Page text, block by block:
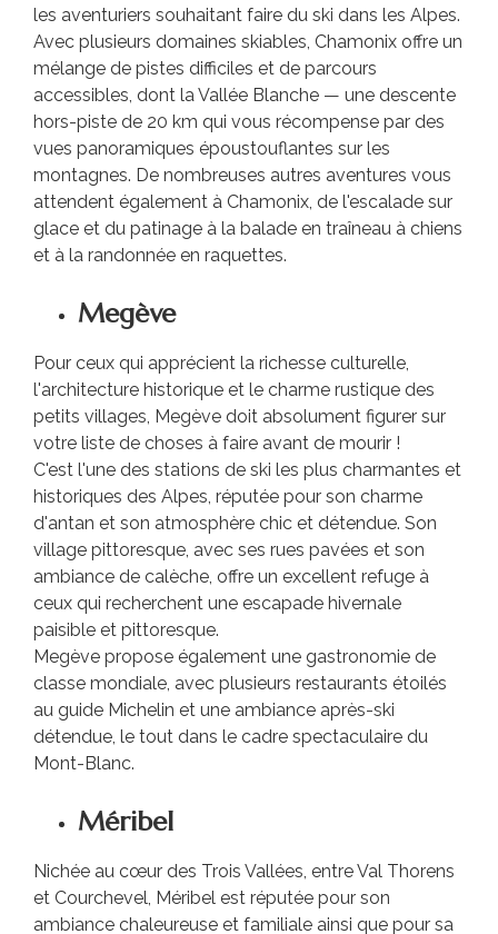
les aventuriers souhaitant faire du ski dans les Alpes.
Avec plusieurs domaines skiables, Chamonix offre un
mélange de pistes difficiles et de parcours
accessibles, dont la Vallée Blanche — une descente
hors-piste de 20 km qui vous récompense par des
vues panoramiques époustouflantes sur les
montagnes. De nombreuses autres aventures vous
attendent également à Chamonix, de l'escalade sur
glace et du patinage à la balade en traîneau à chiens
et à la randonnée en raquettes.
Megève
Pour ceux qui apprécient la richesse culturelle,
l'architecture historique et le charme rustique des
petits villages, Megève doit absolument figurer sur
votre liste de choses à faire avant de mourir !
C'est l'une des stations de ski les plus charmantes et
historiques des Alpes, réputée pour son charme
d'antan et son atmosphère chic et détendue. Son
village pittoresque, avec ses rues pavées et son
ambiance de calèche, offre un excellent refuge à
ceux qui recherchent une escapade hivernale
paisible et pittoresque.
Megève propose également une gastronomie de
classe mondiale, avec plusieurs restaurants étoilés
au guide Michelin et une ambiance après-ski
détendue, le tout dans le cadre spectaculaire du
Mont-Blanc.
Méribel
Nichée au cœur des Trois Vallées, entre Val Thorens
et Courchevel, Méribel est réputée pour son
ambiance chaleureuse et familiale ainsi que pour sa